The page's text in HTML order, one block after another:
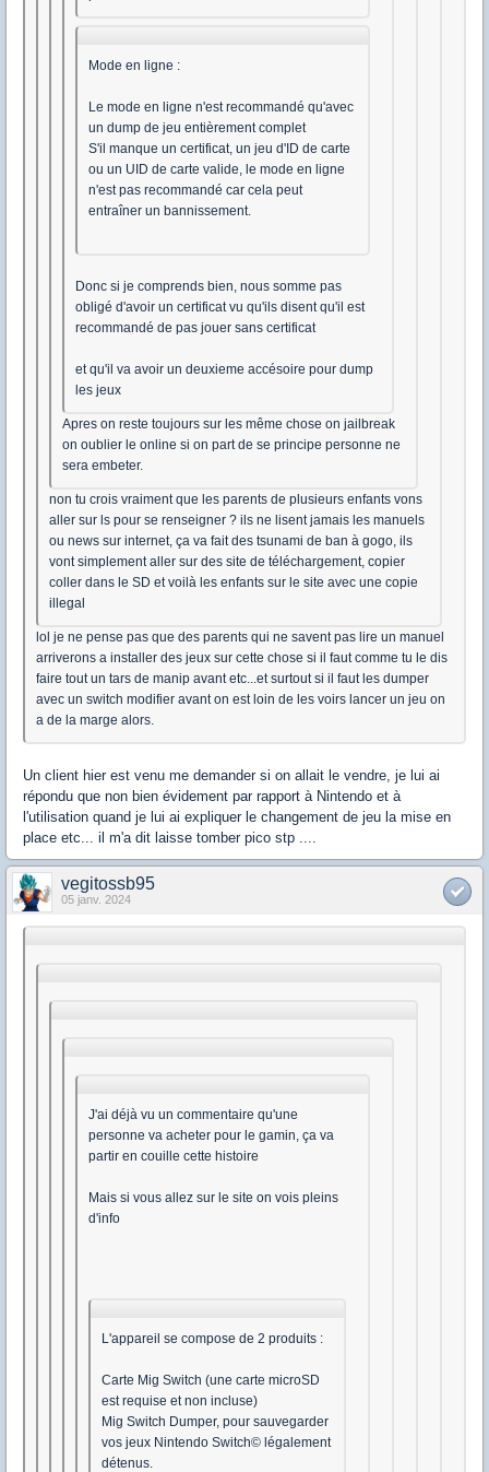
Mode en ligne :
Le mode en ligne n'est recommandé qu'avec
un dump de jeu entièrement complet
S'il manque un certificat, un jeu d'ID de carte
ou un UID de carte valide, le mode en ligne
n'est pas recommandé car cela peut
entraîner un bannissement.
Donc si je comprends bien, nous somme pas
obligé d'avoir un certificat vu qu'ils disent qu'il est
recommandé de pas jouer sans certificat
et qu'il va avoir un deuxieme accésoire pour dump
les jeux
Apres on reste toujours sur les même chose on jailbreak
on oublier le online si on part de se principe personne ne
sera embeter.
non tu crois vraiment que les parents de plusieurs enfants vons
aller sur ls pour se renseigner ? ils ne lisent jamais les manuels
ou news sur internet, ça va fait des tsunami de ban à gogo, ils
vont simplement aller sur des site de téléchargement, copier
coller dans le SD et voilà les enfants sur le site avec une copie
illegal
lol je ne pense pas que des parents qui ne savent pas lire un manuel
arriverons a installer des jeux sur cette chose si il faut comme tu le dis
faire tout un tars de manip avant etc...et surtout si il faut les dumper
avec un switch modifier avant on est loin de les voirs lancer un jeu on
a de la marge alors.
Un client hier est venu me demander si on allait le vendre, je lui ai
répondu que non bien évidement par rapport à Nintendo et à
l'utilisation quand je lui ai expliquer le changement de jeu la mise en
place etc... il m'a dit laisse tomber pico stp ....
vegitossb95
05 janv. 2024
J'ai déjà vu un commentaire qu'une
personne va acheter pour le gamin, ça va
partir en couille cette histoire
Mais si vous allez sur le site on vois pleins
d'info
L'appareil se compose de 2 produits :
Carte Mig Switch (une carte microSD
est requise et non incluse)
Mig Switch Dumper, pour sauvegarder
vos jeux Nintendo Switch© légalement
détenus.